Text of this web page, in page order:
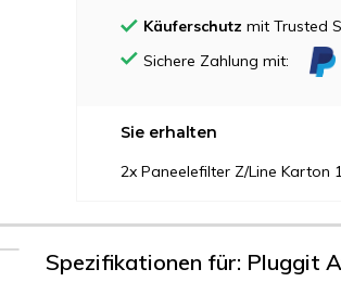
Käuferschutz mit Trusted
Sichere Zahlung mit:
Sie erhalten
2x Paneelefilter Z/Line Karton
Spezifikationen für: Pluggit